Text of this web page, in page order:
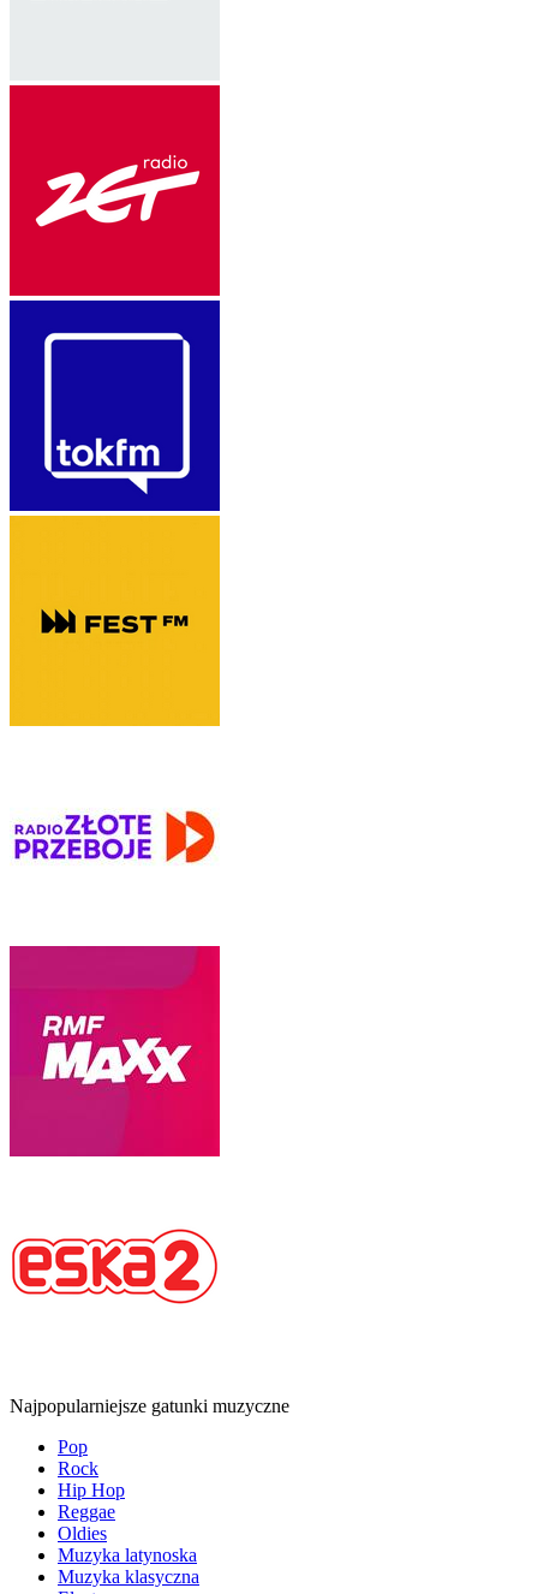
Najpopularniejsze gatunki muzyczne
Pop
Rock
Hip Hop
Reggae
Oldies
Muzyka latynoska
Muzyka klasyczna